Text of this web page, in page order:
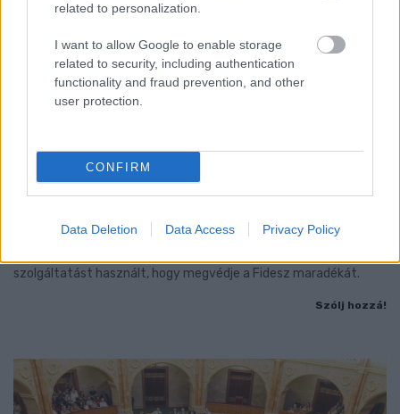
related to personalization.
I want to allow Google to enable storage
related to security, including authentication
functionality and fraud prevention, and other
user protection.
CONFIRM
Data Deletion Data Access Privacy Policy
CZUNYINÉ HARCA A GMAIL ÉS AZ ÖNKÉNY ELLEN
FIÓKJÁT
szolgáltatást használt, hogy megvédje a Fidesz maradékát.
Szólj hozzá!